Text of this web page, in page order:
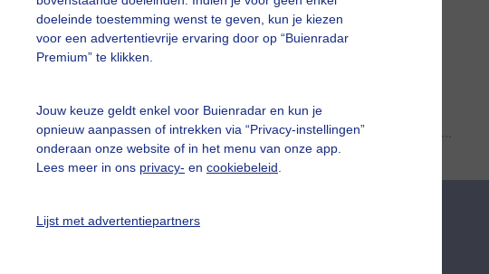
doeleinde toestemming wenst te geven, kun je kiezen
voor een advertentievrije ervaring door op “Buienradar
Premium” te klikken.
Jouw keuze geldt enkel voor Buienradar en kun je
opnieuw aanpassen of intrekken via “Privacy-instellingen”
onderaan onze website of in het menu van onze app.
Lees meer in ons privacy- en cookiebeleid
Lijst met advertentiepartners
slideshow
Een moment geduld aub...